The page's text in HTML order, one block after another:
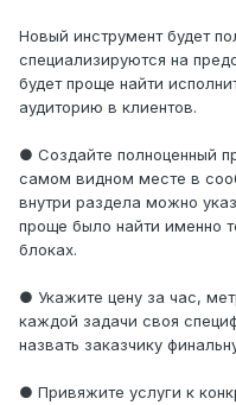
Новый инструмент будет
специализируются на
будет проще найти
аудиторию в клиентов.
● Создайте полноценный
самом видном месте в
внутри раздела можно
проще было найти именно
блоках.
● Укажите цену за час,
каждой задачи своя
назвать заказчику
● Привяжите услуги к